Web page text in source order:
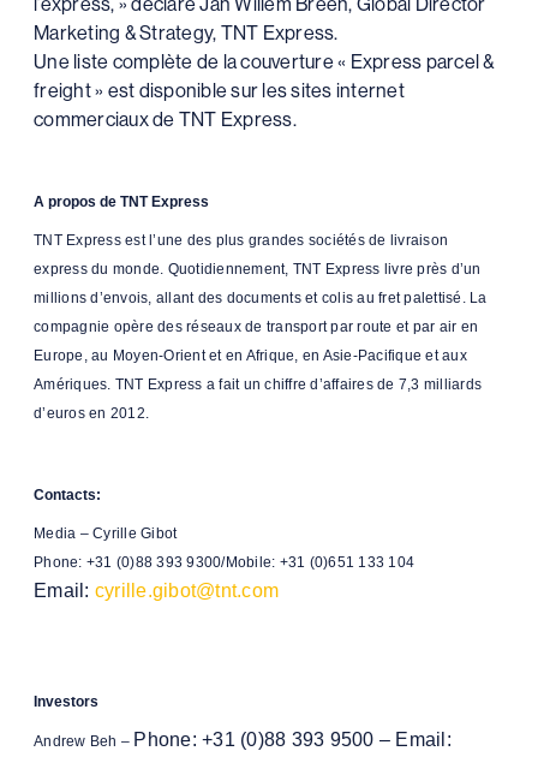
Marketing & Strategy, TNT Express.
Une liste complète de la couverture « Express parcel &
freight » est disponible sur les sites internet
commerciaux de TNT Express.
A propos de TNT Express
TNT Express est l’une des plus grandes sociétés de livraison
express du monde. Quotidiennement, TNT Express livre près d’un
millions d’envois, allant des documents et colis au fret palettisé. La
compagnie opère des réseaux de transport par route et par air en
Europe, au Moyen-Orient et en Afrique, en Asie-Pacifique et aux
Amériques. TNT Express a fait un chiffre d’affaires de 7,3 milliards
d’euros en 2012.
Contacts:
Media – Cyrille Gibot
Phone: +31 (0)88 393 9300/Mobile: +31 (0)651 133 104
Email: cyrille.gibot@tnt.com
Investors
Andrew Beh – Phone: +31 (0)88 393 9500 – Email: